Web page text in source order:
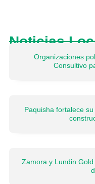
Noticias
Organizaciones
Consultivo
Paquisha fortalece
Zamora y Lundin